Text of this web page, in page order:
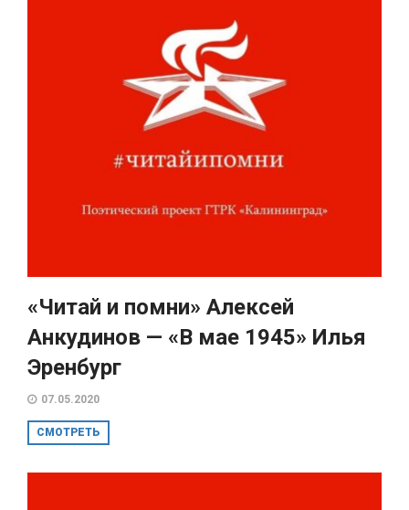
«Читай и помни» Алексей
Анкудинов — «В мае 1945» Илья
Эренбург
07.05.2020
СМОТРЕТЬ